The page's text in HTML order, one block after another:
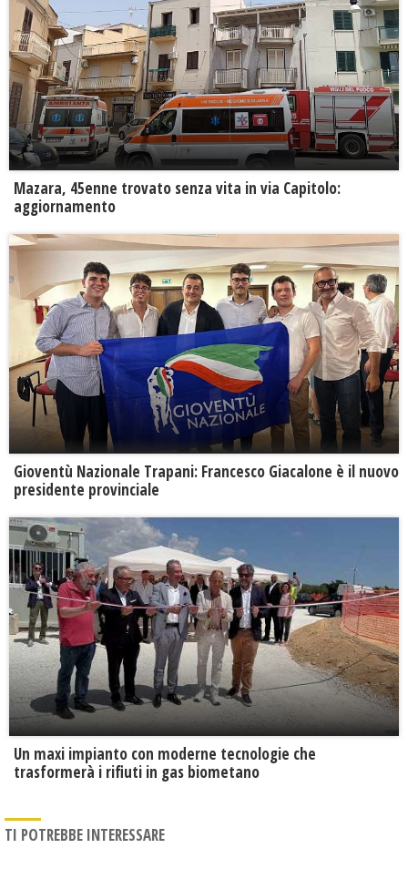
Mazara, 45enne trovato senza vita in via Capitolo:
aggiornamento
Gioventù Nazionale Trapani: Francesco Giacalone è il nuovo
presidente provinciale
Un maxi impianto con moderne tecnologie che
trasformerà i rifiuti in gas biometano
TI POTREBBE INTERESSARE